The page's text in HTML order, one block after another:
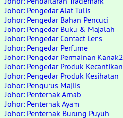
Johor: Pengedar Alat Tulis
Johor: Pengedar Bahan Pencuci
Johor: Pengedar Buku & Majalah
Johor: Pengedar Contact Lens
Johor: Pengedar Perfume
Johor: Pengedar Permainan Kanak2
Johor: Pengedar Produk Kecantikan
Johor: Pengedar Produk Kesihatan
Johor: Pengurus Majlis
Johor: Penternak Arnab
Johor: Penternak Ayam
Johor: Penternak Burung Puyuh